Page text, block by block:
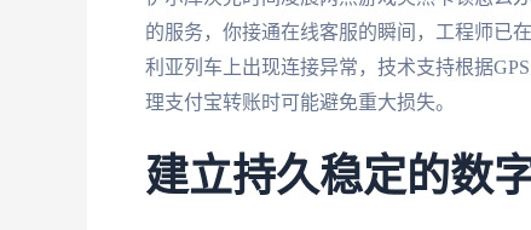
的服务，你接通在线客服的瞬间，工程师已
利亚列车上出现连接异常，技术支持根据
理支付宝转账时可能避免重大损失。
建立持久稳定的数